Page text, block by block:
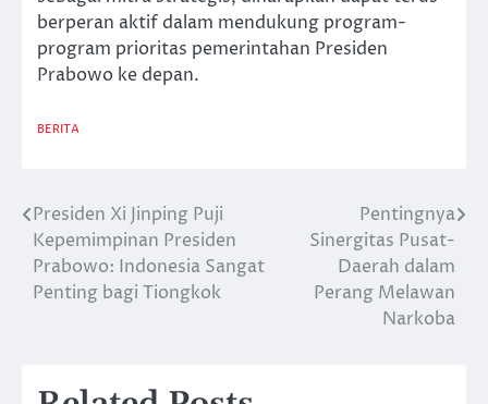
berperan aktif dalam mendukung program-
program prioritas pemerintahan Presiden
Prabowo ke depan.
BERITA
Post
navigation
Presiden Xi Jinping Puji
Kepemimpinan Presiden
Prabowo: Indonesia Sangat
Penting bagi Tiongkok
Pentingnya
Sinergitas Pusat-
Daerah dalam
Perang Melawan
Narkoba